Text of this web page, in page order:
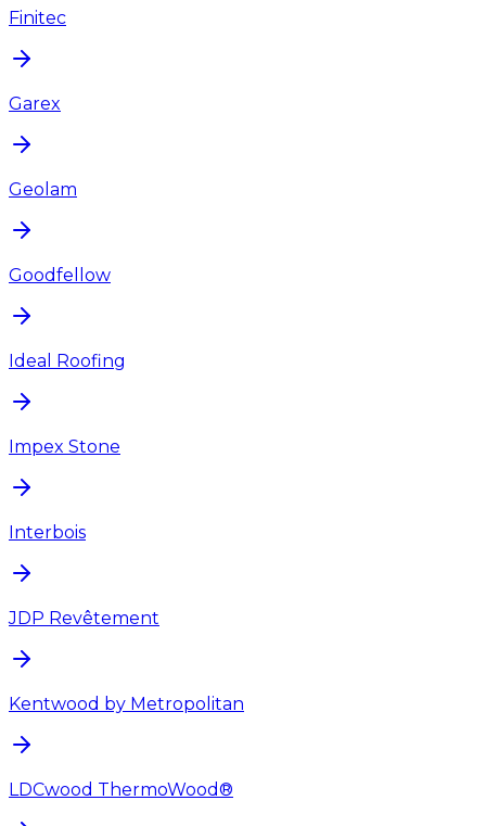
Finitec
Garex
Geolam
Goodfellow
Ideal Roofing
Impex Stone
Interbois
JDP Revêtement
Kentwood by Metropolitan
LDCwood ThermoWood®